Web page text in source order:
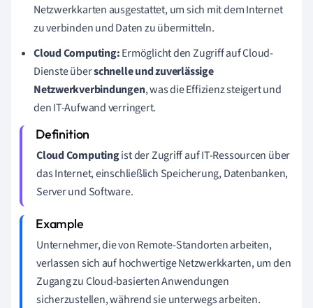
Netzwerkkarten ausgestattet, um sich mit dem Internet
zu verbinden und Daten zu übermitteln.
Cloud Computing:Ermöglicht den Zugriff auf Cloud-
Dienste überschnelle und zuverlässige
Netzwerkverbindungen, was die Effizienz steigert und
den IT-Aufwand verringert.
Cloud Computingist der Zugriff auf IT-Ressourcen über
das Internet, einschließlich Speicherung, Datenbanken,
Server und Software.
Unternehmer, die von Remote-Standorten arbeiten,
verlassen sich auf hochwertige Netzwerkkarten, um den
Zugang zu Cloud-basierten Anwendungen
sicherzustellen, während sie unterwegs arbeiten.